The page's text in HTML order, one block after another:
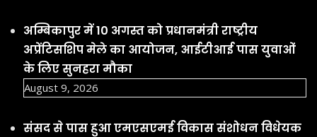
अम्बिकापुर में 10 अगस्त को प्रधानमंत्री राष्ट्रीय
अप्रेंटिसशिप मेले का आयोजन, आईटीआई पास युवाओं
के लिए सुनहरा मौका
August 9, 2026
संसद से पास हुआ एमएसएमई विकास संशोधन विधेयक